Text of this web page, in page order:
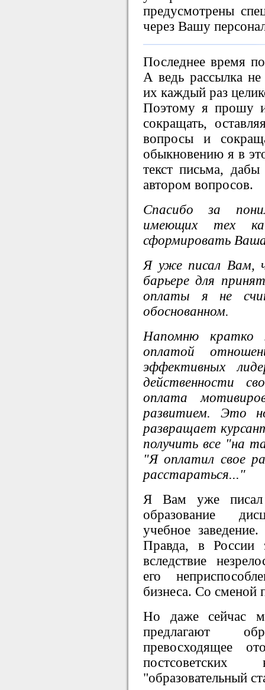
предусмотрены
через Вашу
Последнее время
А ведь рассылка не
их каждый раз
Поэтому я прошу
сокращать,
вопросы и
обыкновению я в
текст письма,
автором вопросов.
Спасибо за
имеющих тех
сформировать
Я уже писал Вам,
барьере для
оплаты я не
обоснованном.
Напомню кратко
оплатой
эффективных
действенности
оплата
развитием. Это
развращает
получить все "на
"Я оплатил свое
расстараться..."
Я Вам уже писал
образование
учебное
Правда, в России
вследствие
его
бизнеса. Со сменой
Но даже сейчас
предлагают
превосходящее
"образовательный